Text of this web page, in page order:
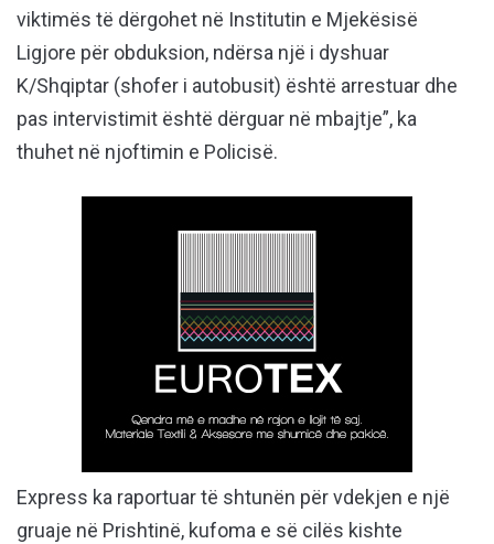
viktimës të dërgohet në Institutin e Mjekësisë
Ligjore për obduksion, ndërsa një i dyshuar
K/Shqiptar (shofer i autobusit) është arrestuar dhe
pas intervistimit është dërguar në mbajtje”, ka
thuhet në njoftimin e Policisë.
Express ka raportuar të shtunën për vdekjen e një
gruaje në Prishtinë, kufoma e së cilës kishte